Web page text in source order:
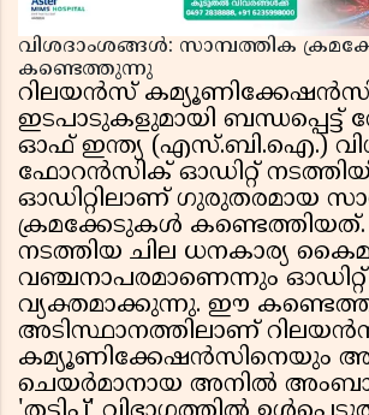
വിശദാംശങ്ങൾ: സാമ്പത്തിക
കണ്ടെത്തുന്നു
റിലയൻസ്
ഇടപാടുകളുമായി ബന്ധപ്പെട്ട്
ഓഫ് ഇന്ത്യ (എസ്.ബി.ഐ.)
ഫോറൻസിക് ഓഡിറ്റ്
ഓഡിറ്റിലാണ് ഗുരുതരമായ
ക്രമക്കേടുകൾ കണ്ടെത്തിയത്.
നടത്തിയ ചില ധനകാര്യ
വഞ്ചനാപരമാണെന്നും ഓഡിറ്റ്
വ്യക്തമാക്കുന്നു. ഈ
അടിസ്ഥാനത്തിലാണ്
കമ്യൂണിക്കേഷൻസിനെയും
ചെയർമാനായ അനിൽ